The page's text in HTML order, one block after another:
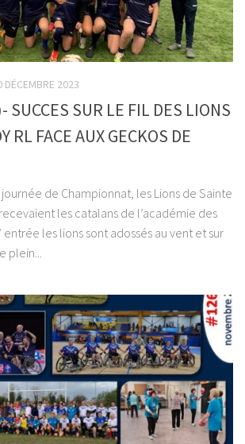
DÉCEMBRE 2023
SUCCES SUR LE FIL DES LIONS
RL FACE AUX GECKOS DE
de Championnat, les Lions de Sainte
les catalans de l’académie des
entrée les lions sont adossés au vent et sur
plein...